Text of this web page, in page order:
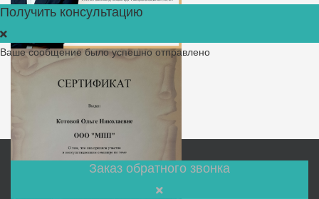
Получить консультацию
Ваше сообщение было успешно отправлено
Заказ обратного звонка